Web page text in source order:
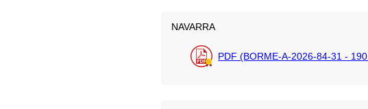
NAVARRA
PDF (BORME-A-2026-84-31 - 190